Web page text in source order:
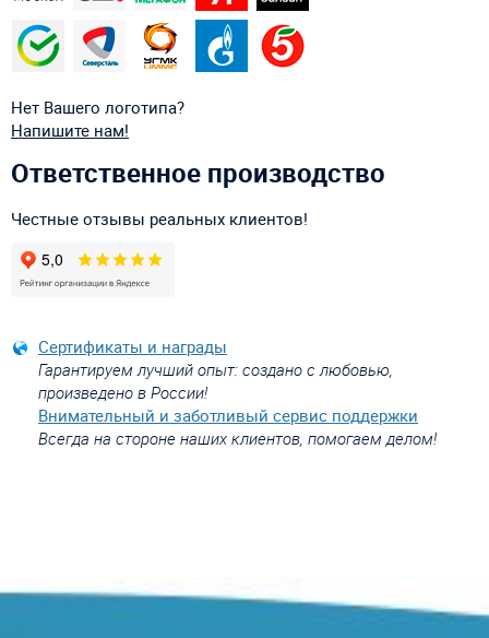
Нет Вашего логотипа?
Напишите нам!
Ответственное производство
Честные отзывы реальных клиентов!
Сертификаты и награды
Гарантируем лучший опыт: создано с любовью,
произведено в России!
Внимательный и заботливый сервис поддержки
Всегда на стороне наших клиентов, помогаем делом!